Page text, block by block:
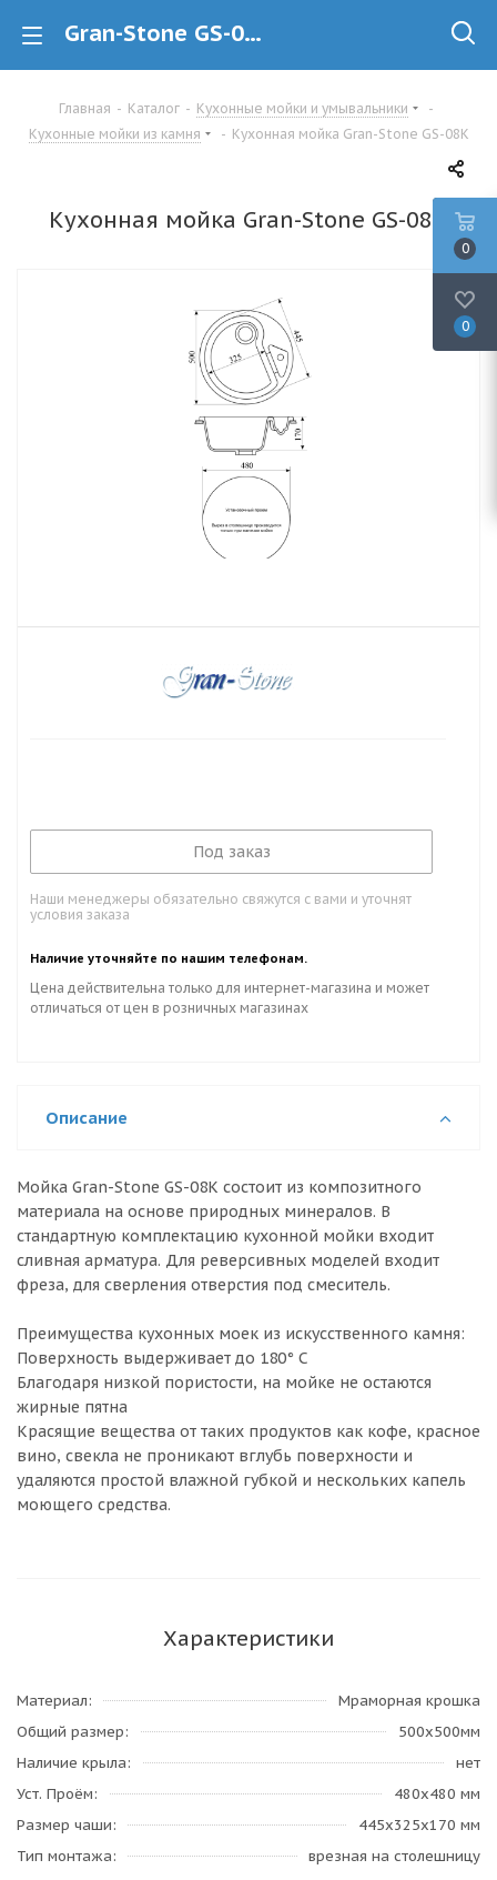
Gran-Stone GS-08K Кухонная мойка из камня купить в Минске
Главная - Каталог - Кухонные мойки и умывальники
-
Кухонные мойки из камня
- Кухонная мойка Gran-Stone GS-08K
Кухонная мойка Gran-Stone GS-08K
Под заказ
Наши менеджеры обязательно свяжутся с вами и уточнят
условия заказа
Наличие уточняйте по нашим телефонам.
Цена действительна только для интернет-магазина и может
отличаться от цен в розничных магазинах
Описание
Мойка Gran-Stone GS-08K состоит из композитного
материала на основе природных минералов. В
стандартную комплектацию кухонной мойки входит
сливная арматура. Для реверсивных моделей входит
фреза, для сверления отверстия под смеситель.
Преимущества кухонных моек из искусственного камня:
Поверхность выдерживает до 180° C
Благодаря низкой пористости, на мойке не остаются
жирные пятна
Красящие вещества от таких продуктов как кофе, красное
вино, свекла не проникают вглубь поверхности и
удаляются простой влажной губкой и нескольких капель
моющего средства.
Характеристики
Материал
Мраморная крошка
Общий размер
500х500мм
Наличие крыла
нет
Уст. Проём
480х480 мм
Размер чаши
445х325х170 мм
Тип монтажа
врезная на столешницу
0
0